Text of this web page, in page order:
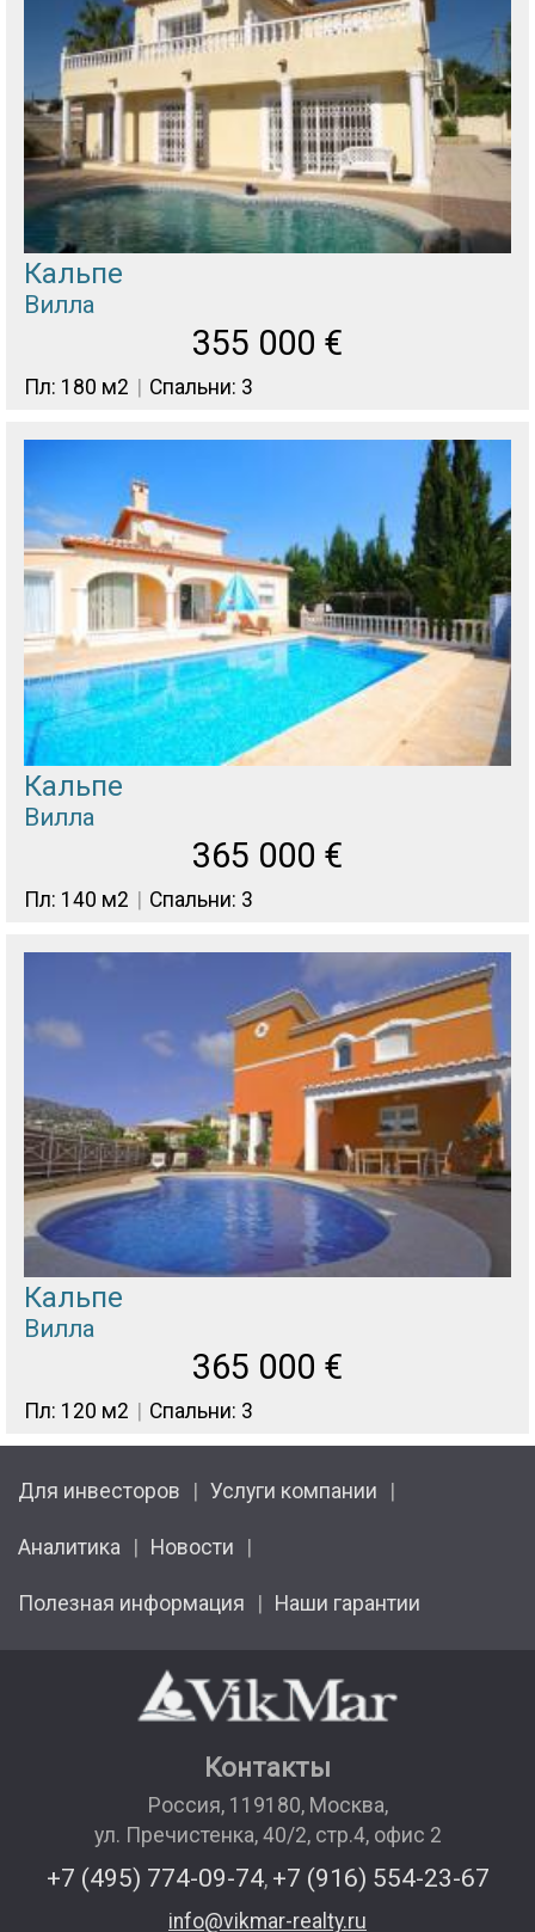
Кальпе
Вилла
355 000 €
Пл: 180 м2 Спальни: 3
Кальпе
Вилла
365 000 €
Пл: 140 м2 Спальни: 3
Кальпе
Вилла
365 000 €
Пл: 120 м2 Спальни: 3
Для инвесторов Услуги компании
Аналитика Новости
Полезная информация Наши гарантии
Контакты
Россия, 119180, Москва,
ул. Пречистенка, 40/2, стр.4, офис 2
+7 (495) 774-09-74, +7 (916) 554-23-67
info@vikmar-realty.ru